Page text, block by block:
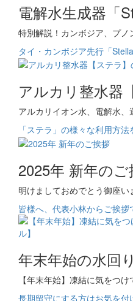
電解水生成器「
特別解説！カンボジア、プ
タイ・カンボジア先行「
アルカリ整水器
アルカリイオン水、電解水、
「ステラ」の様々な利用方法
2025年 新年のご
明けましておめでとう御座い
皆様へ、代表小林からご挨拶
年末年始の水回
【年末年始】凍結に気をつ
長期留守にする方はお気を付